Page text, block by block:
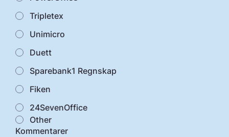
Tripletex
Unimicro
Duett
Sparebank1 Regnskap
Fiken
24SevenOffice
Other
Kommentarer